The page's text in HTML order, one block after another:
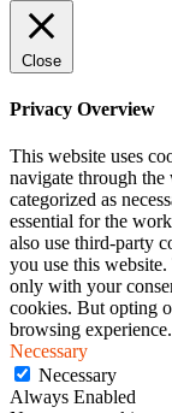
Close
Privacy Overview
This website uses
navigate through the
categorized as
essential for the
also use third-party
you use this
only with your
cookies. But opting
browsing experience.
Necessary
Necessary
Always Enabled